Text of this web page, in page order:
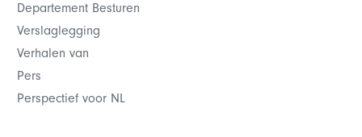
Departement Besturen
Verslaglegging
Verhalen van
Pers
Perspectief voor NL